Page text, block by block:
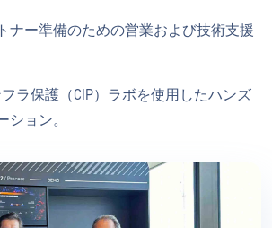
ナー準備のための営業および技術支援
ラ保護（CIP）ラボを使用したハンズ
ション。